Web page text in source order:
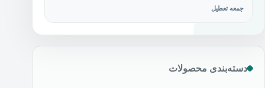
جمعه تعطیل
دسته‌بندی محصولات